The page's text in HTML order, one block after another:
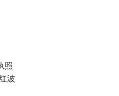
”为“描述”，然后在下面的符
插入。事实上这个符号是竖着
照
波